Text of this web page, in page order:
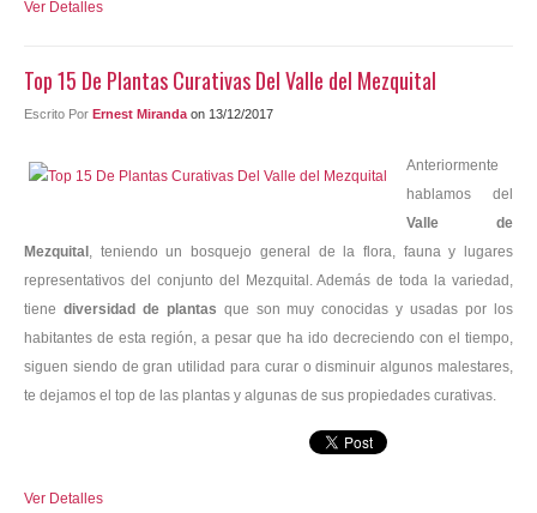
Ver Detalles
Top 15 De Plantas Curativas Del Valle del Mezquital
Escrito Por Ernest Miranda on 13/12/2017
Anteriormente
hablamos del
Valle de
Mezquital, teniendo un bosquejo general de la flora, fauna y lugares
representativos del conjunto del Mezquital. Además de toda la variedad,
tiene diversidad de plantas que son muy conocidas y usadas por los
habitantes de esta región, a pesar que ha ido decreciendo con el tiempo,
siguen siendo de gran utilidad para curar o disminuir algunos malestares,
te dejamos el top de las plantas y algunas de sus propiedades curativas.
Ver Detalles